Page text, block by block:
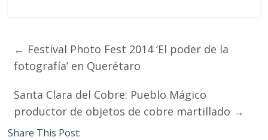
← Festival Photo Fest 2014 ‘El poder de la
fotografía’ en Querétaro
Santa Clara del Cobre: Pueblo Mágico
productor de objetos de cobre martillado →
Share This Post: